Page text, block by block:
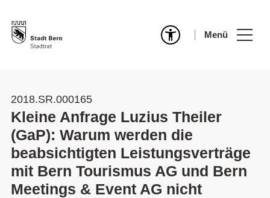
Menü
2018.SR.000165
Kleine Anfrage Luzius Theiler
(GaP): Warum werden die
beabsichtigten Leistungsverträge
mit Bern Tourismus AG und Bern
Meetings & Event AG nicht